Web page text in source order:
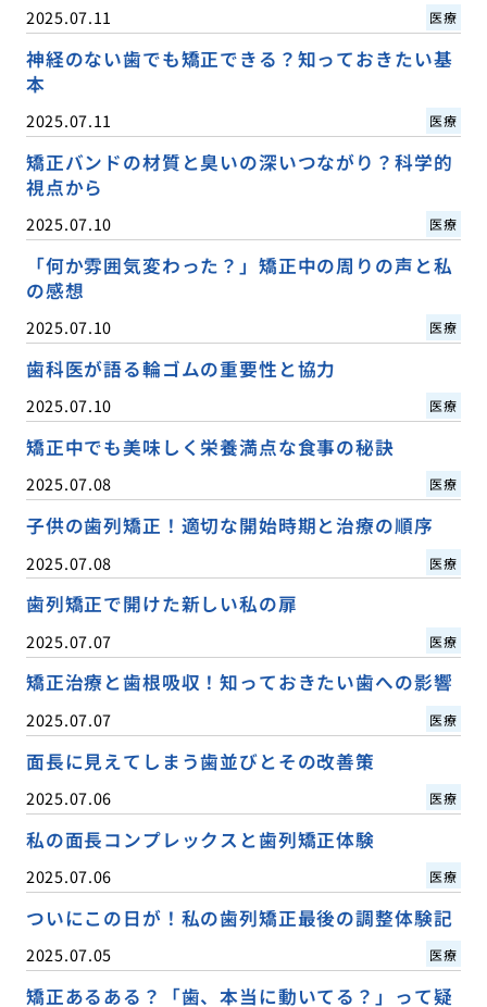
2025.07.11 医療
神経のない歯でも矯正できる？知っておきたい基
本
2025.07.11 医療
矯正バンドの材質と臭いの深いつながり？科学的
視点から
2025.07.10 医療
「何か雰囲気変わった？」矯正中の周りの声と私
の感想
2025.07.10 医療
歯科医が語る輪ゴムの重要性と協力
2025.07.10 医療
矯正中でも美味しく栄養満点な食事の秘訣
2025.07.08 医療
子供の歯列矯正！適切な開始時期と治療の順序
2025.07.08 医療
歯列矯正で開けた新しい私の扉
2025.07.07 医療
矯正治療と歯根吸収！知っておきたい歯への影響
2025.07.07 医療
面長に見えてしまう歯並びとその改善策
2025.07.06 医療
私の面長コンプレックスと歯列矯正体験
2025.07.06 医療
ついにこの日が！私の歯列矯正最後の調整体験記
2025.07.05 医療
矯正あるある？「歯、本当に動いてる？」って疑